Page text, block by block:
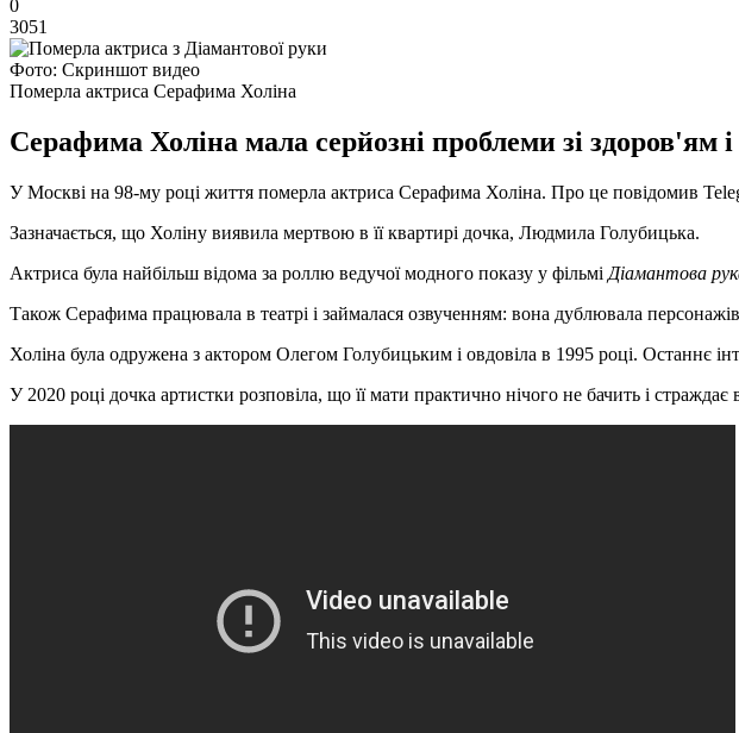
0
3051
Фото: Скриншот видео
Померла актриса Серафима Холіна
Серафима Холіна мала серйозні проблеми зі здоров'ям
У Москві на 98-му році життя померла актриса Серафима Холіна. Про це повідомив
Зазначається, що Холіну виявила мертвою в її квартирі дочка, Людмила Голубицька.
Актриса була найбільш відома за роллю ведучої модного показу у фільмі Діамантова
Також Серафима працювала в театрі і займалася озвученням: вона дублювала
Холіна була одружена з актором Олегом Голубицьким і овдовіла в 1995 році. Останнє
У 2020 році дочка артистки розповіла, що її мати практично нічого не бачить і